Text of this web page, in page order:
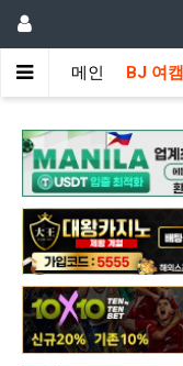
메인 BJ 여캠